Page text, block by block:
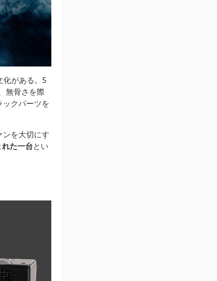
化がある。S
無骨さを際
クパーツを
を大切にす
た一台とい